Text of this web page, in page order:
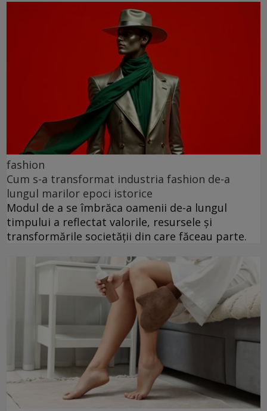
fashion
Cum s-a transformat industria fashion de-a
lungul marilor epoci istorice
Modul de a se îmbrăca oamenii de-a lungul
timpului a reflectat valorile, resursele și
transformările societății din care făceau parte.